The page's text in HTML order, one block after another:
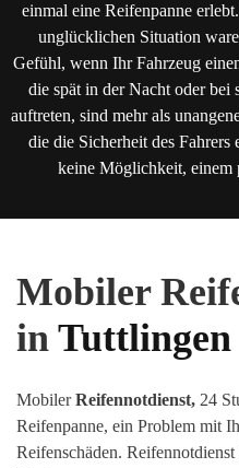
einmal eine Reifenpanne
unglücklichen Situation
Gefühl, wenn Ihr Fahrzeug
die spät in der Nacht oder bei
auftreten, sind mehr als
die die Sicherheit des
keine Möglichkeit, einem
Mobiler
in Tuttlingen
MobilerReifennotdienst, 24
Reifenpanne, ein Problem mit
Reifenschäden.